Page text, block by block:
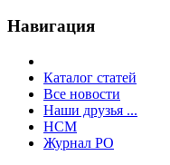
Навигация
Каталог статей
Все новости
Наши друзья ...
HCM
Журнал РО